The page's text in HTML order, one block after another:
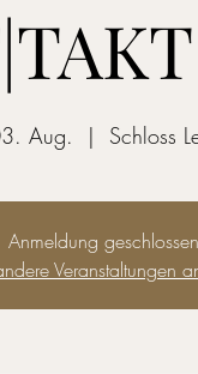
Aug.
  |
Schloss
Anmeldung geschlossen
Veranstaltungen